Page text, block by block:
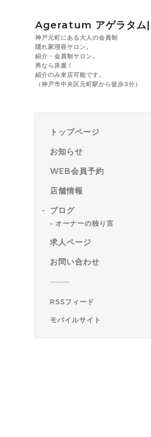
Ageratum アゲラタム|
神戸元町にある大人の会員制
隠れ家理容サロン。
紹介・会員制サロン。
男なら床屋！
紹介のみ来店可能です。
（神戸市中央区元町駅から徒歩3分）
トップページ
お知らせ
WEB会員予約
店舗情報
ブログ
オーナーの独り言
求人ページ
お問い合わせ
RSSフィード
モバイルサイト